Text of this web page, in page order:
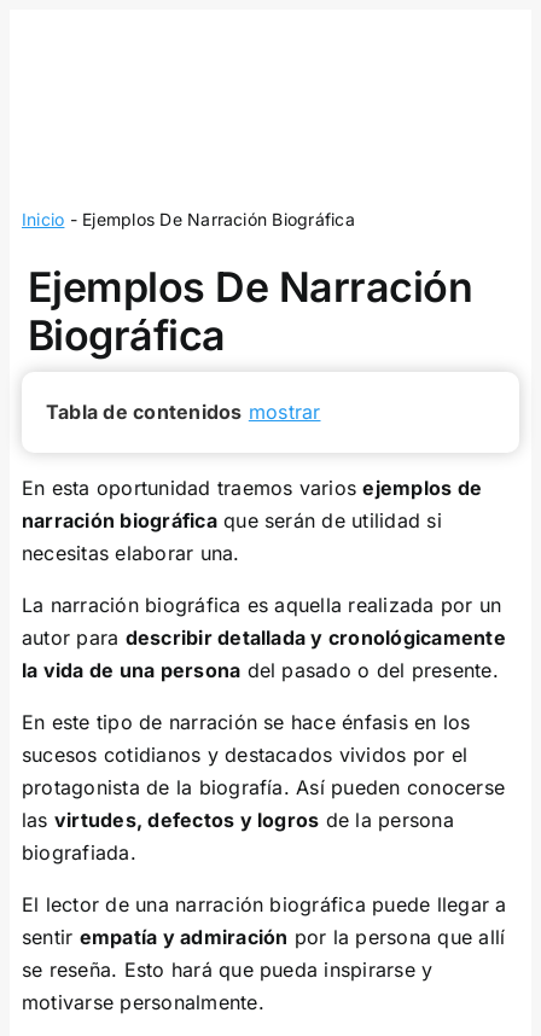
Inicio - Ejemplos De Narración Biográfica
Ejemplos De Narración
Biográfica
Tabla de contenidos mostrar
En esta oportunidad traemos variosejemplos de
narración biográficaque serán de utilidad si
necesitas elaborar una.
La narración biográfica es aquella realizada por un
autor para describir detallada y cronológicamente
la vida de una persona del pasado o del presente.
En este tipo de narración se hace énfasis en los
sucesos cotidianos y destacados vividos por el
protagonista de la biografía. Así pueden conocerse
las virtudes, defectos y logros de la persona
biografiada.
El lector de una narración biográfica puede llegar a
sentir empatía y admiración por la persona que allí
se reseña. Esto hará que pueda inspirarse y
motivarse personalmente.